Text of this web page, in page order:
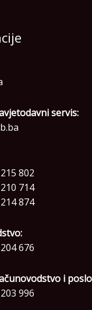
servis:
802
714
874
676
i
996